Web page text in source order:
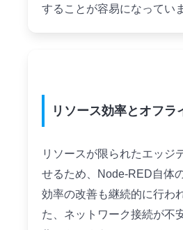
することが容易になってい
リソース効率とオフラ
リソースが限られたエッジ
せるため、Node-RED自体
効率の改善も継続的に行わ
た、ネットワーク接続が不